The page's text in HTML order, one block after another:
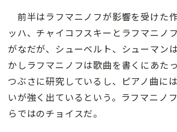
前半はラフマニノフが影響を受けた
ッハ、チャイコフスキーとラフマニノ
がなだが、シューベルト、シューマン
かしラフマニノフは歌曲を書くにあた
つぶさに研究しているし、ピアノ曲に
いが強く出ているという。ラフマニノ
らではのチョイスだ。